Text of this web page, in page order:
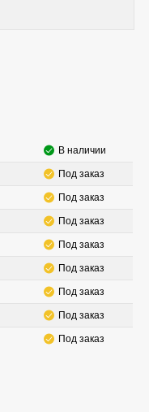
В наличии
Под заказ
Под заказ
Под заказ
Под заказ
Под заказ
Под заказ
Под заказ
Под заказ